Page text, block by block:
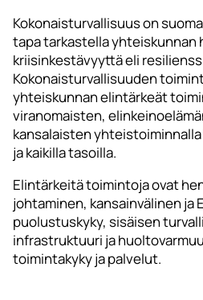
Kokonaisturvallisuus on
tapa tarkastella yhteiskunnan
kriisinkestävyyttä eli
Kokonaisturvallisuuden
yhteiskunnan elintärkeät
viranomaisten,
kansalaisten
ja kaikilla tasoilla.
Elintärkeitä toimintoja ovat
johtaminen, kansainvälinen ja
puolustuskyky, sisäisen
infrastruktuuri ja
toimintakyky ja palvelut.